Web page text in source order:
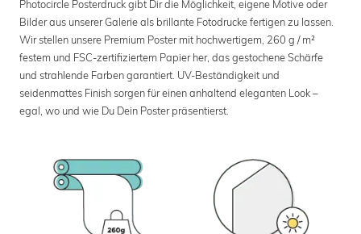
Photocircle Posterdruck gibt Dir die Möglichkeit, eigene Motive oder
Bilder aus unserer Galerie als brillante Fotodrucke fertigen zu lassen.
Wir stellen unsere Premium Poster mit hochwertigem, 260 g / m²
festem und FSC-zertifiziertem Papier her, das gestochene Schärfe
und strahlende Farben garantiert. UV-Beständigkeit und
seidenmattes Finish sorgen für einen anhaltend eleganten Look –
egal, wo und wie Du Dein Poster präsentierst.